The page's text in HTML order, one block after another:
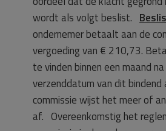
wordt als volgt beslist.
ondernemer betaalt aan de
vergoeding van € 210,73.
te vinden binnen een maand
verzenddatum van dit
commissie wijst het meer of
af. Overeenkomstig het